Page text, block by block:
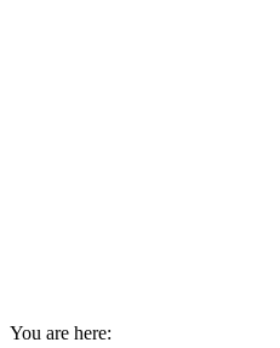
You are here: